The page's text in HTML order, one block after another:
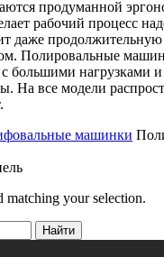
продуманной
рабочий процесс
даже продолжительную
Полировальные
большими нагрузками
На все модели
машинки
matching your selection.
Найти